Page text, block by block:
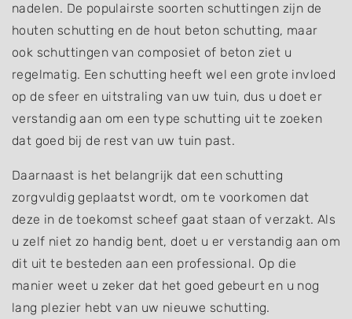
nadelen. De populairste soorten schuttingen zijn de
houten schutting en de hout beton schutting, maar
ook schuttingen van composiet of beton ziet u
regelmatig. Een schutting heeft wel een grote invloed
op de sfeer en uitstraling van uw tuin, dus u doet er
verstandig aan om een type schutting uit te zoeken
dat goed bij de rest van uw tuin past.
Daarnaast is het belangrijk dat een schutting
zorgvuldig geplaatst wordt, om te voorkomen dat
deze in de toekomst scheef gaat staan of verzakt. Als
u zelf niet zo handig bent, doet u er verstandig aan om
dit uit te besteden aan een professional. Op die
manier weet u zeker dat het goed gebeurt en u nog
lang plezier hebt van uw nieuwe schutting.